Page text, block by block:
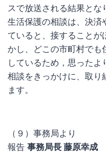
スで放送される結果とな
生活保護の相談は、決済
ていると、接することが
かし、どこの市町村でも
しているため，思った
相談をきっかけに、取り
ます。
（９）事務局より
報告 事務局長 藤原幸成